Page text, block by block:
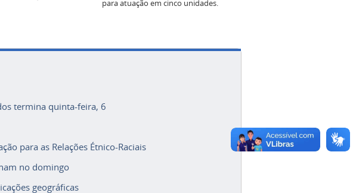
para as Relações Étnico-Raciais
no domingo
geográficas